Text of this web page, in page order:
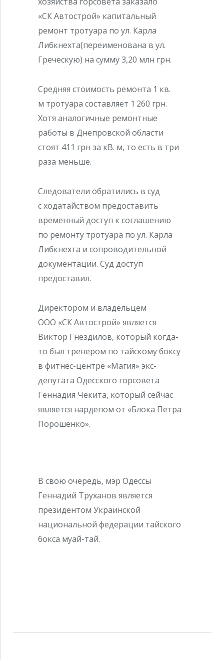
«СК Автострой» капитальный
ремонт тротуара по ул. Карла
Либкнехта(переименована в ул.
Греческую) на сумму 3,20 млн грн.
Средняя стоимость ремонта 1 кв.
м тротуара составляет 1 260 грн.
Хотя аналогичные ремонтные
работы в Днепровской области
стоят 411 грн за кВ. м, то есть в три
раза меньше.
Следователи обратились в суд
с ходатайством предоставить
временный доступ к соглашению
по ремонту тротуара по ул. Карла
Либкнехта и сопроводительной
документации. Суд доступ
предоставил.
Директором и владельцем
ООО «СК Автострой» является
Виктор Гнездилов, который когда-
то был тренером по тайскому боксу
в фитнес-центре «Магия» экс-
депутата Одесского горсовета
Геннадия Чекита, который сейчас
является нардепом от «Блока Петра
Порошенко».
В свою очередь, мэр Одессы
Геннадий Труханов является
президентом Украинской
национальной федерации тайского
бокса муай-тай.